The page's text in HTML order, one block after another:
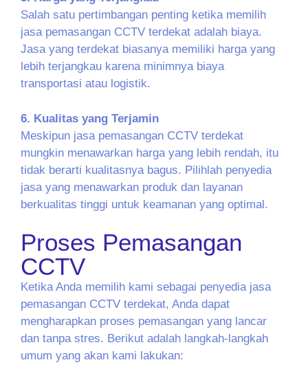
Salah satu pertimbangan penting ketika memilih
jasa pemasangan CCTV terdekat adalah biaya.
Jasa yang terdekat biasanya memiliki harga yang
lebih terjangkau karena minimnya biaya
transportasi atau logistik.
6. Kualitas yang Terjamin
Meskipun jasa pemasangan CCTV terdekat
mungkin menawarkan harga yang lebih rendah, itu
tidak berarti kualitasnya bagus. Pilihlah penyedia
jasa yang menawarkan produk dan layanan
berkualitas tinggi untuk keamanan yang optimal.
Proses Pemasangan
CCTV
Ketika Anda memilih kami sebagai penyedia jasa
pemasangan CCTV terdekat, Anda dapat
mengharapkan proses pemasangan yang lancar
dan tanpa stres. Berikut adalah langkah-langkah
umum yang akan kami lakukan: